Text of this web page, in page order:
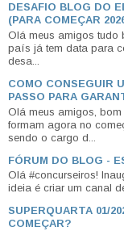
DESAFIO BLOG DO
(PARA COMEÇAR
Olá meus amigos
país já tem data para
desa...
COMO CONSEGUIR
PASSO PARA
Olá meus amigos,
formam agora no
sendo o cargo d...
FÓRUM DO BLOG -
Olá #concurseiros!
ideia é criar um canal
SUPERQUARTA 01/
COMEÇAR?